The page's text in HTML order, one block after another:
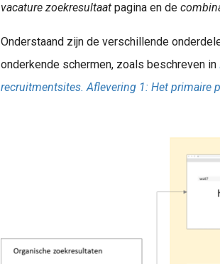
vacature zoekresultaat pagina en de
Onderstaand zijn de verschillende
onderkende schermen, zoals beschreven in
recruitmentsites. Aflevering 1: Het primaire